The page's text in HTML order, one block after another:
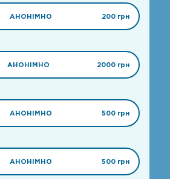
АНОНІМНО 200 грн
АНОНІМНО 2000 грн
АНОНІМНО 500 грн
АНОНІМНО 500 грн